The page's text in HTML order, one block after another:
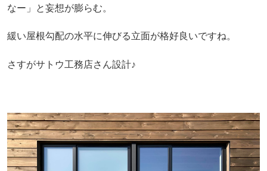
なー」と妄想が膨らむ。
緩い屋根勾配の水平に伸びる立面が格好良いですね。
さすがサトウ工務店さん設計♪